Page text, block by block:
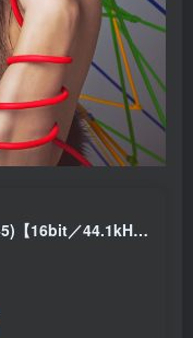
倖田來未 – re(CORD)(4542114627545)【16bit／44.1kHz】日本区